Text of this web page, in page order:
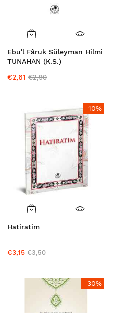
Ebu'l Fâruk Süleyman Hilmi
TUNAHAN (K.S.)
€2,61 €2,90
-10%
Hatiratim
€3,15 €3,50
-30%